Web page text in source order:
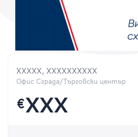
XXXXX, XXXXXXXXXX
Офис Сграда/Търговски център
€XXX
Парола
Вход с имейл